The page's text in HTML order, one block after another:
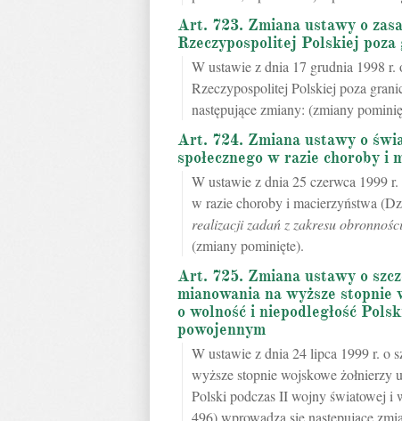
Art. 723. Zmiana ustawy o
Rzeczypospolitej Polskiej
W ustawie z dnia 17 grudnia 1998 r.
Rzeczypospolitej Polskiej poza
następujące zmiany: (zmiany
Art. 724. Zmiana ustawy o
społecznego w razie choroby i
W ustawie z dnia 25 czerwca 1999
w razie choroby i macierzyństwa
realizacji zadań z zakresu
(zmiany pominięte).
Art. 725. Zmiana ustawy o
mianowania na wyższe stopnie
o wolność i niepodległość
powojennym
W ustawie z dnia 24 lipca 1999 r. o
wyższe stopnie wojskowe żołnierzy
Polski podczas II wojny światowej i
496) wprowadza się następujące